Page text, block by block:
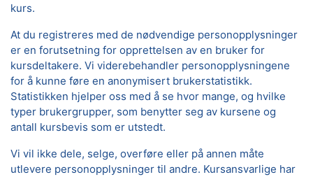
kurs.
At du registreres med de nødvendige personopplysninger
er en forutsetning for opprettelsen av en bruker for
kursdeltakere. Vi viderebehandler personopplysningene
for å kunne føre en anonymisert brukerstatistikk.
Statistikken hjelper oss med å se hvor mange, og hvilke
typer brukergrupper, som benytter seg av kursene og
antall kursbevis som er utstedt.
Vi vil ikke dele, selge, overføre eller på annen måte
utlevere personopplysninger til andre. Kursansvarlige har